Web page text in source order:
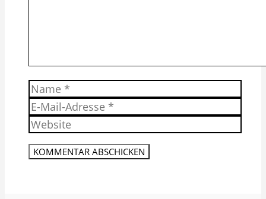
Name
E-
Mail-
Adresse
Website